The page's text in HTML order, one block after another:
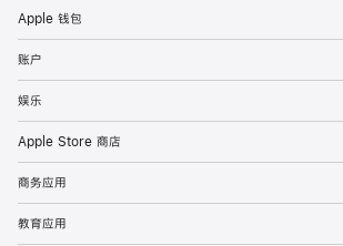
Apple 钱包
账户
娱乐
Apple Store 商店
商务应用
教育应用